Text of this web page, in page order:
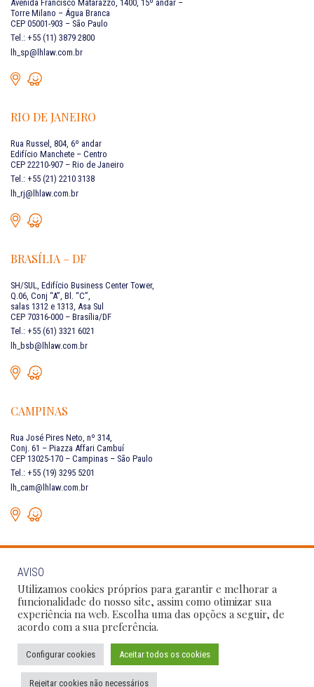
Avenida Francisco Matarazzo, 1400, 15º andar –
Torre Milano – Água Branca
CEP 05001-903 – São Paulo
Tel.: +55 (11) 3879 2800
lh_sp@lhlaw.com.br
RIO DE JANEIRO
Rua Russel, 804, 6º andar
Edifício Manchete – Centro
CEP 22210-907 – Rio de Janeiro
Tel.: +55 (21) 2210 3138
lh_rj@lhlaw.com.br
BRASÍLIA – DF
SH/SUL, Edifício Business Center Tower,
Q.06, Conj “A”, Bl. “C”,
salas 1312 e 1313, Asa Sul
CEP 70316-000 – Brasília/DF
Tel.: +55 (61) 3321 6021
lh_bsb@lhlaw.com.br
CAMPINAS
Rua José Pires Neto, nº 314,
Conj. 61 – Piazza Affari Cambuí
CEP 13025-170 – Campinas – São Paulo
Tel.: +55 (19) 3295 5201
lh_cam@lhlaw.com.br
FALE CONOSCO
Siga as nossas redes sociais:
Política de Privacidade Condições de Uso
AVISO
Utilizamos cookies próprios para garantir e melhorar a
funcionalidade do nosso site, assim como otimizar sua
experiência na web. Escolha uma das opções a seguir, de
acordo com a sua preferência.
Configurar cookies Aceitar todos os cookies
Rejeitar cookies não necessários